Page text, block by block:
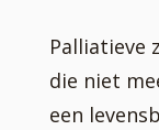
Palliatieve
die niet
een